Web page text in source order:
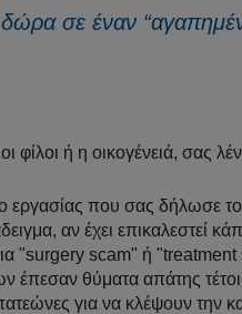
σε έναν
φίλοι ή η οικογένειά, σας
εργασίας που σας δήλωσε
αν έχει επικαλεστεί
"surgery scam" ή "treatment
έπεσαν θύματα απάτης
για να κλέψουν την